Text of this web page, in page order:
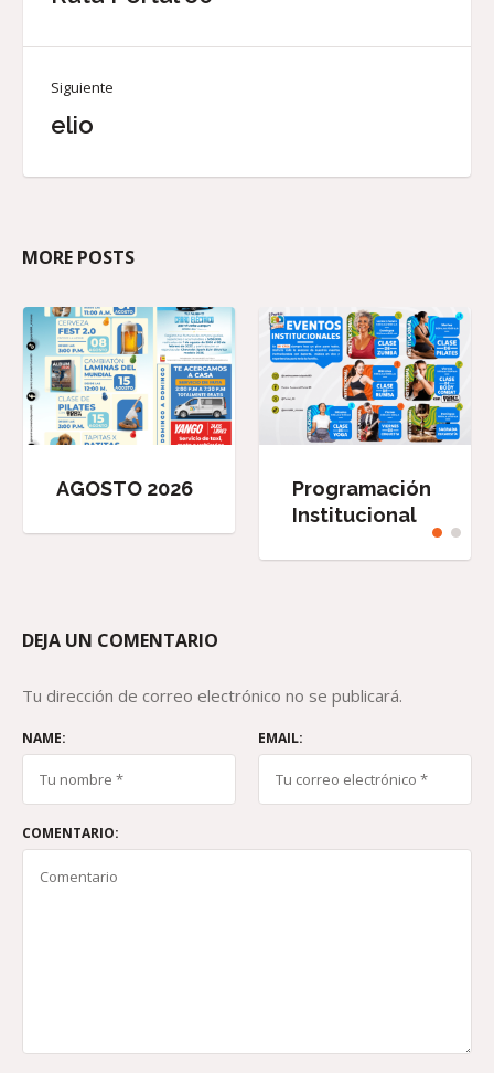
Siguiente
elio
MORE POSTS
AGOSTO 2026
Programación
Institucional
DEJA UN COMENTARIO
Tu dirección de correo electrónico no se publicará.
NAME: EMAIL:
COMENTARIO: